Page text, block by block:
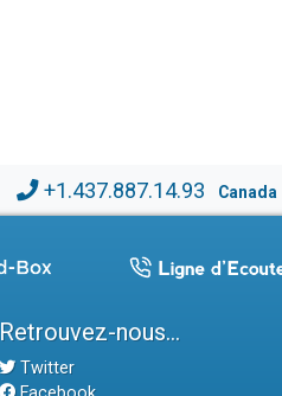
+1.437.887.14.93 Canada
Retrouvez-nous...
Twitter